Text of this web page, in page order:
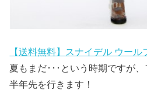
【送料無料】スナイデル ウール
夏もまだ･･･という時期ですが
半年先を行きます！